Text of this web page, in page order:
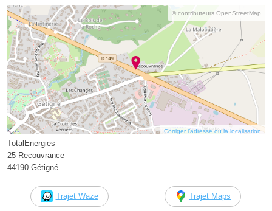
© contributeurs OpenStreetMap
Corriger l’adresse ou la localisation
TotalEnergies
25 Recouvrance
44190 Gétigné
Trajet Waze Trajet Maps